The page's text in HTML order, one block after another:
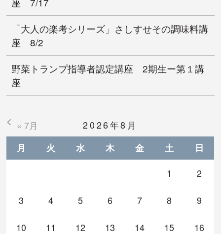
「大人の楽考シリーズ」さしすせその調味料講
座 8/2
野菜トランプ指導者認定講座 2期生ー第１講
座
2026年8月
月
火 水 木 金 土 日
« 7月
1 2
3 4 5 6 7 8 9
10 11 12 13 14 15 16